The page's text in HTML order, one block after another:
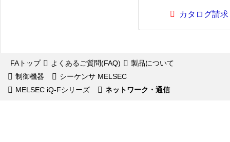
カタログ請求
FAトップ よくあるご質問(FAQ)
製品について
制御機器
シーケンサ MELSEC
MELSEC iQ-Fシリーズ
ネットワーク・通信